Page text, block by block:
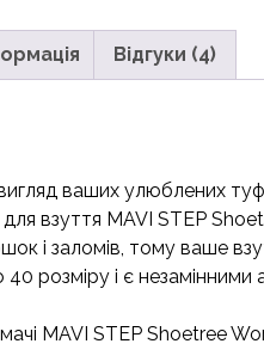
Відгуки (4)
ваших улюблених
взуття MAVI STEP
і заломів, тому ваше
40 розміру і є
MAVI STEP Shoetree